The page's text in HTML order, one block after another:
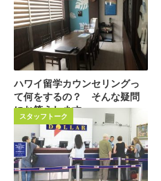
ハワイ留学カウンセリングっ
て何をするの？ そんな疑問
にお答えします
スタッフトーク